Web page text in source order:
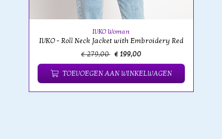
IVKO Woman
IVKO - Roll Neck Jacket with Embroidery Red
€ 279,00 € 199,00
TOEVOEGEN AAN WINKELWAGEN